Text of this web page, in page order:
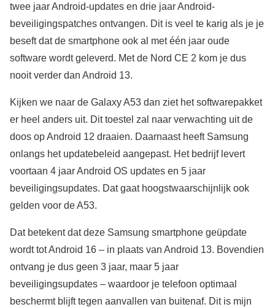
twee jaar Android-updates en drie jaar Android-
beveiligingspatches ontvangen. Dit is veel te karig als je je
beseft dat de smartphone ook al met één jaar oude
software wordt geleverd. Met de Nord CE 2 kom je dus
nooit verder dan Android 13.
Kijken we naar de Galaxy A53 dan ziet het softwarepakket
er heel anders uit. Dit toestel zal naar verwachting uit de
doos op Android 12 draaien. Daarnaast heeft Samsung
onlangs het updatebeleid aangepast. Het bedrijf levert
voortaan 4 jaar Android OS updates en 5 jaar
beveiligingsupdates. Dat gaat hoogstwaarschijnlijk ook
gelden voor de A53.
Dat betekent dat deze Samsung smartphone geüpdate
wordt tot Android 16 – in plaats van Android 13. Bovendien
ontvang je dus geen 3 jaar, maar 5 jaar
beveiligingsupdates – waardoor je telefoon optimaal
beschermt blijft tegen aanvallen van buitenaf. Dit is mijn